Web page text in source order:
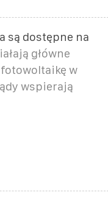
są dostępne na
główne
w
wspierają